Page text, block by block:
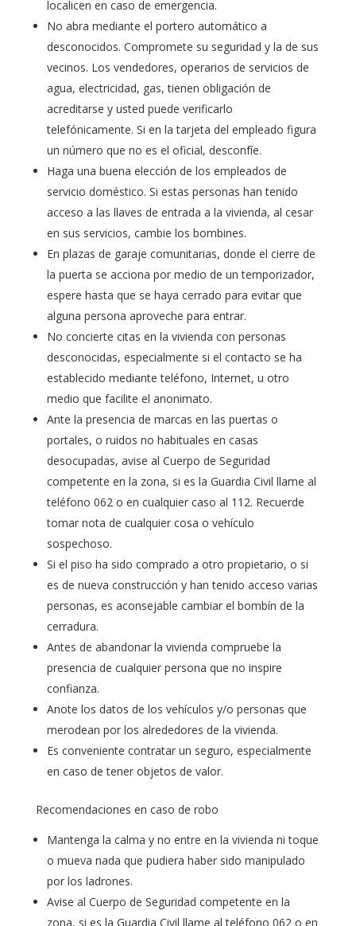
localicen en caso de emergencia.
No abra mediante el portero automático a
desconocidos. Compromete su seguridad y la de sus
vecinos. Los vendedores, operarios de servicios de
agua, electricidad, gas, tienen obligación de
acreditarse y usted puede verificarlo
telefónicamente. Si en la tarjeta del empleado figura
un número que no es el oficial, desconfíe.
Haga una buena elección de los empleados de
servicio doméstico. Si estas personas han tenido
acceso a las llaves de entrada a la vivienda, al cesar
en sus servicios, cambie los bombines.
En plazas de garaje comunitarias, donde el cierre de
la puerta se acciona por medio de un temporizador,
espere hasta que se haya cerrado para evitar que
alguna persona aproveche para entrar.
No concierte citas en la vivienda con personas
desconocidas, especialmente si el contacto se ha
establecido mediante teléfono, Internet, u otro
medio que facilite el anonimato.
Ante la presencia de marcas en las puertas o
portales, o ruidos no habituales en casas
desocupadas, avise al Cuerpo de Seguridad
competente en la zona, si es la Guardia Civil llame al
teléfono 062 o en cualquier caso al 112. Recuerde
tomar nota de cualquier cosa o vehículo
sospechoso.
Si el piso ha sido comprado a otro propietario, o si
es de nueva construcción y han tenido acceso varias
personas, es aconsejable cambiar el bombín de la
cerradura.
Antes de abandonar la vivienda compruebe la
presencia de cualquier persona que no inspire
confianza.
Anote los datos de los vehículos y/o personas que
merodean por los alrededores de la vivienda.
Es conveniente contratar un seguro, especialmente
en caso de tener objetos de valor.
Recomendaciones en caso de robo
Mantenga la calma y no entre en la vivienda ni toque
o mueva nada que pudiera haber sido manipulado
por los ladrones.
Avise al Cuerpo de Seguridad competente en la
zona, si es la Guardia Civil llame al teléfono 062 o en